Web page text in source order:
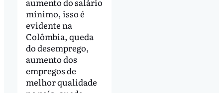
mínimo, isso é
evidente na
Colômbia, queda
do desemprego,
aumento dos
empregos de
melhor qualidade